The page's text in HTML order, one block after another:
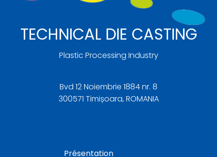
TECHNICAL DIE CASTING
Plastic Processing Industry
Bvd 12 Noiembrie 1884 nr. 8
300571 Timișoara, ROMANIA
Présentation